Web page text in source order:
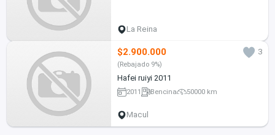
La Reina
$2.900.000 3
(Rebajado 9%)
Hafei ruiyi 2011
2011 Bencina 50000 km
Macul